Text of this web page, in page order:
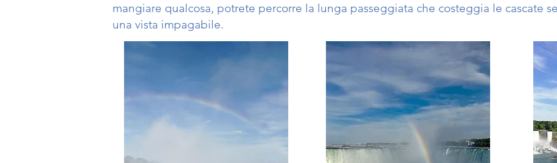
mangiare qualcosa, potrete percorre la lunga passeggiata che costeggia le cascate
una vista impagabile.